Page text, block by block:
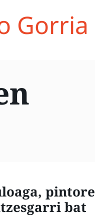
Gorria
pintore
bat